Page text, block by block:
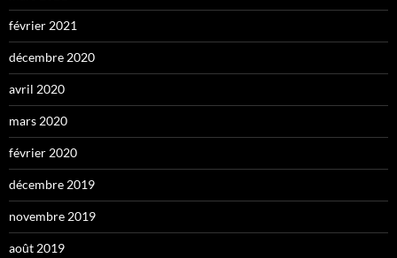
février 2021
décembre 2020
avril 2020
mars 2020
février 2020
décembre 2019
novembre 2019
août 2019